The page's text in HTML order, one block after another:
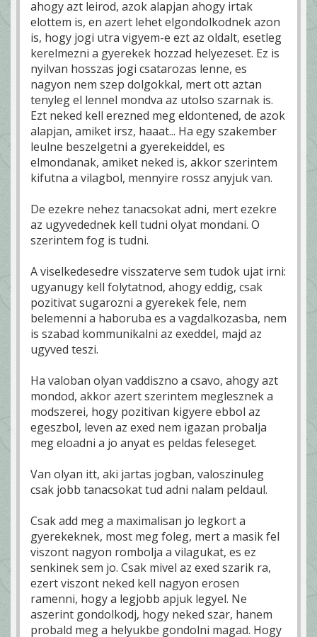
ahogy azt leirod, azok alapjan ahogy irtak
elottem is, en azert lehet elgondolkodnek azon
is, hogy jogi utra vigyem-e ezt az oldalt, esetleg
kerelmezni a gyerekek hozzad helyezeset. Ez is
nyilvan hosszas jogi csatarozas lenne, es
nagyon nem szep dolgokkal, mert ott aztan
tenyleg el lennel mondva az utolso szarnak is.
Ezt neked kell erezned meg eldontened, de azok
alapjan, amiket irsz, haaat... Ha egy szakember
leulne beszelgetni a gyerekeiddel, es
elmondanak, amiket neked is, akkor szerintem
kifutna a vilagbol, mennyire rossz anyjuk van.
De ezekre nehez tanacsokat adni, mert ezekre
az ugyvedednek kell tudni olyat mondani. O
szerintem fog is tudni.
A viselkedesedre visszaterve sem tudok ujat irni:
ugyanugy kell folytatnod, ahogy eddig, csak
pozitivat sugarozni a gyerekek fele, nem
belemenni a haboruba es a vagdalkozasba, nem
is szabad kommunikalni az exeddel, majd az
ugyved teszi.
Ha valoban olyan vaddiszno a csavo, ahogy azt
mondod, akkor azert szerintem meglesznek a
modszerei, hogy pozitivan kigyere ebbol az
egeszbol, leven az exed nem igazan probalja
meg eloadni a jo anyat es peldas feleseget.
Van olyan itt, aki jartas jogban, valoszinuleg
csak jobb tanacsokat tud adni nalam peldaul.
Csak add meg a maximalisan jo legkort a
gyerekeknek, most meg foleg, mert a masik fel
viszont nagyon rombolja a vilagukat, es ez
senkinek sem jo. Csak mivel az exed szarik ra,
ezert viszont neked kell nagyon erosen
ramenni, hogy a legjobb apjuk legyel. Ne
aszerint gondolkodj, hogy neked szar, hanem
probald meg a helyukbe gondolni magad. Hogy